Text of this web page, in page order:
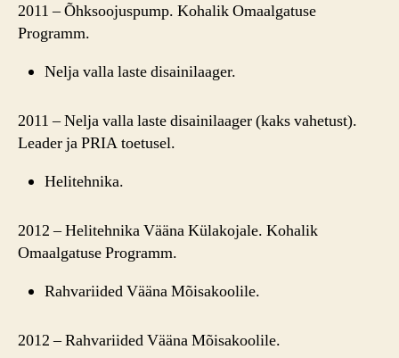
2011 – Õhksoojuspump. Kohalik Omaalgatuse
Programm.
Nelja valla laste disainilaager.
2011 – Nelja valla laste disainilaager (kaks vahetust).
Leader ja PRIA toetusel.
Helitehnika.
2012 – Helitehnika Vääna Külakojale. Kohalik
Omaalgatuse Programm.
Rahvariided Vääna Mõisakoolile.
2012 – Rahvariided Vääna Mõisakoolile.